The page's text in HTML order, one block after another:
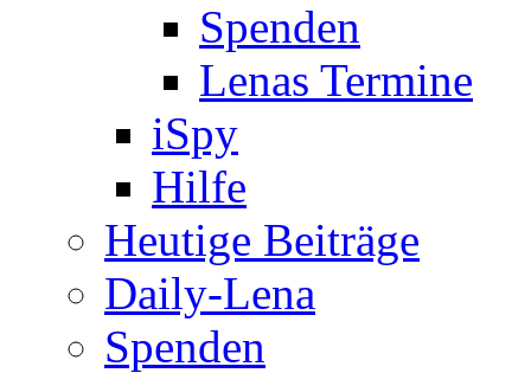
Spenden
Lenas Termine
iSpy
Hilfe
Heutige Beiträge
Daily-Lena
Spenden